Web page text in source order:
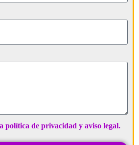
política de privacidad y aviso legal.